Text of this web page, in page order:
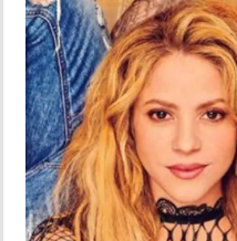
DEPORTES
MUNDO
INSÓLITAS
MULTIMEDIA